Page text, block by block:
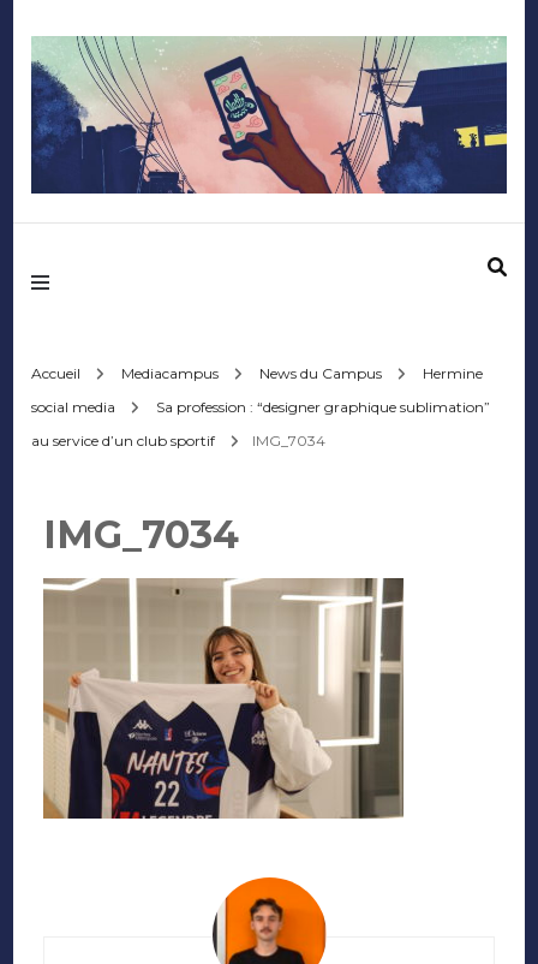
Mediafactory – Le
d'Audencia
SciencesCom
Accueil Mediacampus News du Campus
Hermine
social media
Sa profession : “designer graphique sublimation”
au service d’un club sportif
IMG_7034
IMG_7034